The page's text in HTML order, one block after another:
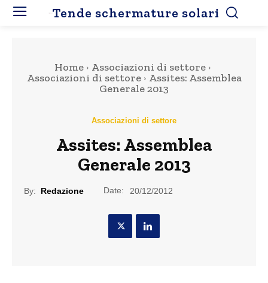
Tende schermature solari
Home
Associazioni di settore
Associazioni di settore
Assites: Assemblea
Generale 2013
Associazioni di settore
Assites: Assemblea
Generale 2013
By: Redazione Date: 20/12/2012